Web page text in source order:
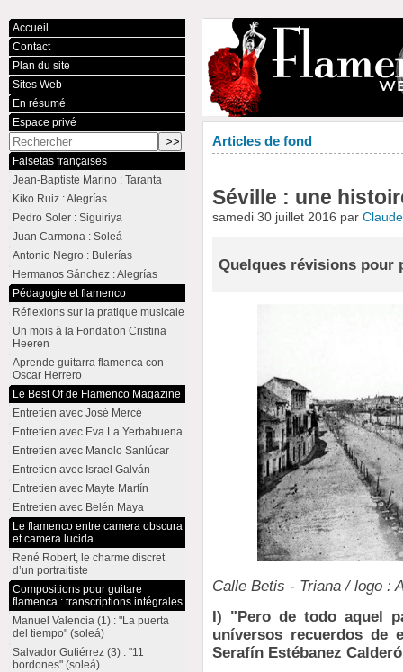
Articles de fond
Séville : une
samedi 30 juillet 2016 par
Quelques révisions pour
Calle Betis - Triana / logo :
I) "Pero de todo aquel
uníversos recuerdos de
Serafín Estébanez
Accueil
Contact
Plan du site
Sites Web
En résumé
Espace privé
Falsetas françaises
Jean-Baptiste Marino : Taranta
Kiko Ruiz : Alegrías
Pedro Soler : Siguiriya
Juan Carmona : Soleá
Antonio Negro : Bulerías
Hermanos Sánchez : Alegrías
Pédagogie et flamenco
Réflexions sur la pratique musicale
Un mois à la Fondation Cristina
Heeren
Aprende guitarra flamenca con
Oscar Herrero
Le Best Of de Flamenco Magazine
Entretien avec José Mercé
Entretien avec Eva La Yerbabuena
Entretien avec Manolo Sanlúcar
Entretien avec Israel Galván
Entretien avec Mayte Martín
Entretien avec Belén Maya
Le flamenco entre camera obscura
et camera lucida
René Robert, le charme discret
d’un portraitiste
Compositions pour guitare
flamenca : transcriptions intégrales
Manuel Valencia (1) : "La puerta
del tiempo" (soleá)
Salvador Gutiérrez (3) : "11
bordones" (soleá)